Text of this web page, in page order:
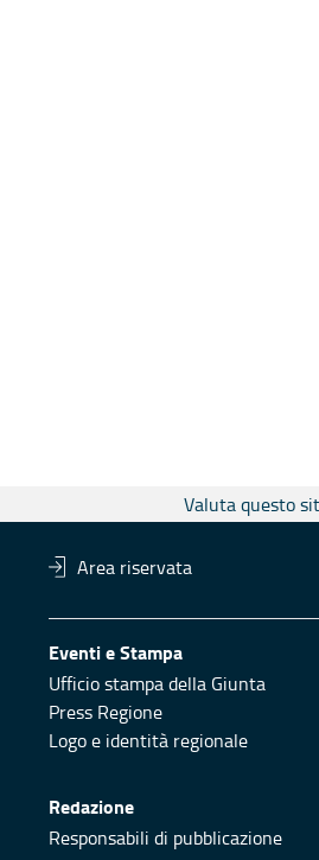
Valuta questo
Area riservata
Eventi e Stampa
Ufficio stampa della Giunta
Press Regione
Logo e identità regionale
Redazione
Responsabili di pubblicazione